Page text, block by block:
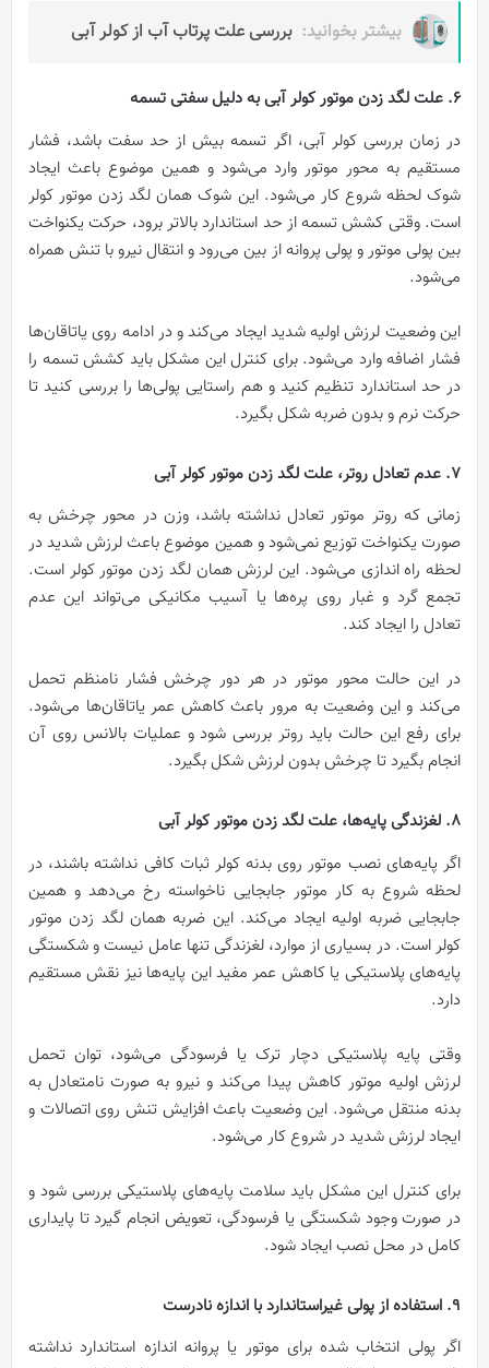
بیشتر بخوانید: بررسی علت پرتاب آب از کولر آبی
6. علت لگد زدن موتور کولر آبی به دلیل سفتی تسمه
در زمان بررسی کولر آبی، اگر تسمه بیش از حد سفت باشد، فشار
مستقیم به محور موتور وارد می‌شود و همین موضوع باعث ایجاد
شوک لحظه شروع کار می‌شود. این شوک همان لگد زدن موتور کولر
است. وقتی کشش تسمه از حد استاندارد بالاتر برود، حرکت یکنواخت
بین پولی موتور و پولی پروانه از بین می‌رود و انتقال نیرو با تنش همراه
می‌شود.
این وضعیت لرزش اولیه شدید ایجاد می‌کند و در ادامه روی یاتاقان‌ها
فشار اضافه وارد می‌شود. برای کنترل این مشکل باید کشش تسمه را
در حد استاندارد تنظیم کنید و هم راستایی پولی‌ها را بررسی کنید تا
حرکت نرم و بدون ضربه شکل بگیرد.
7. عدم تعادل روتر، علت لگد زدن موتور کولر آبی
زمانی که روتر موتور تعادل نداشته باشد، وزن در محور چرخش به
صورت یکنواخت توزیع نمی‌شود و همین موضوع باعث لرزش شدید در
لحظه راه اندازی می‌شود. این لرزش همان لگد زدن موتور کولر است.
تجمع گرد و غبار روی پره‌ها یا آسیب مکانیکی می‌تواند این عدم
تعادل را ایجاد کند.
در این حالت محور موتور در هر دور چرخش فشار نامنظم تحمل
می‌کند و این وضعیت به مرور باعث کاهش عمر یاتاقان‌ها می‌شود.
برای رفع این حالت باید روتر بررسی شود و عملیات بالانس روی آن
انجام بگیرد تا چرخش بدون لرزش شکل بگیرد.
8. لغزندگی پایه‌ها، علت لگد زدن موتور کولر آبی
اگر پایه‌های نصب موتور روی بدنه کولر ثبات کافی نداشته باشند، در
لحظه شروع به کار موتور جابجایی ناخواسته رخ می‌دهد و همین
جابجایی ضربه اولیه ایجاد می‌کند. این ضربه همان لگد زدن موتور
کولر است. در بسیاری از موارد، لغزندگی تنها عامل نیست و شکستگی
پایه‌های پلاستیکی یا کاهش عمر مفید این پایه‌ها نیز نقش مستقیم
دارد.
وقتی پایه پلاستیکی دچار ترک یا فرسودگی می‌شود، توان تحمل
لرزش اولیه موتور کاهش پیدا می‌کند و نیرو به صورت نامتعادل به
بدنه منتقل می‌شود. این وضعیت باعث افزایش تنش روی اتصالات و
ایجاد لرزش شدید در شروع کار می‌شود.
برای کنترل این مشکل باید سلامت پایه‌های پلاستیکی بررسی شود و
در صورت وجود شکستگی یا فرسودگی، تعویض انجام گیرد تا پایداری
کامل در محل نصب ایجاد شود.
9. استفاده از پولی غیراستاندارد با اندازه نادرست
اگر پولی انتخاب شده برای موتور یا پروانه اندازه استاندارد نداشته